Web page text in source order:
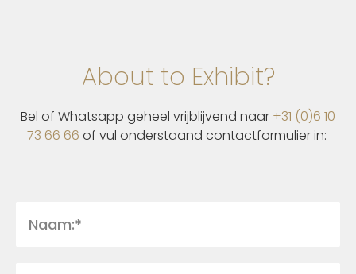
About to Exhibit?
Bel of Whatsapp geheel vrijblijvend naar +31 (0)6 10
73 66 66 of vul onderstaand contactformulier in: